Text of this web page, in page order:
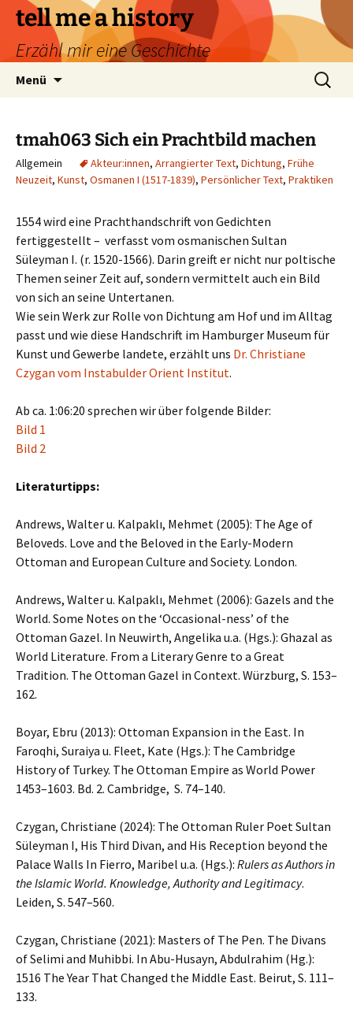
Zum
Inhalt
springen
tell me a history
Erzähl mir eine Geschichte
Menü
Suchen
nach:
tmah063 Sich ein Prachtbild machen
Allgemein Akteur:innen, Arrangierter Text, Dichtung, Frühe
Neuzeit, Kunst, Osmanen I (1517-1839), Persönlicher Text, Praktiken
1554 wird eine Prachthandschrift von Gedichten
fertiggestellt – verfasst vom osmanischen Sultan
Süleyman I. (r. 1520-1566). Darin greift er nicht nur poltische
Themen seiner Zeit auf, sondern vermittelt auch ein Bild
von sich an seine Untertanen.
Wie sein Werk zur Rolle von Dichtung am Hof und im Alltag
passt und wie diese Handschrift im Hamburger Museum für
Kunst und Gewerbe landete, erzählt uns Dr. Christiane
Czygan vom Instabulder Orient Institut.
Ab ca. 1:06:20 sprechen wir über folgende Bilder:
Bild 1
Bild 2
Literaturtipps:
Andrews, Walter u. Kalpaklı, Mehmet (2005): The Age of
Beloveds. Love and the Beloved in the Early-Modern
Ottoman and European Culture and Society. London.
Andrews, Walter u. Kalpaklı, Mehmet (2006): Gazels and the
World. Some Notes on the ‘Occasional-ness’ of the
Ottoman Gazel. In Neuwirth, Angelika u.a. (Hgs.): Ghazal as
World Literature. From a Literary Genre to a Great
Tradition. The Ottoman Gazel in Context. Würzburg, S. 153–
162.
Boyar, Ebru (2013): Ottoman Expansion in the East. In
Faroqhi, Suraiya u. Fleet, Kate (Hgs.): The Cambridge
History of Turkey. The Ottoman Empire as World Power
1453–1603. Bd. 2. Cambridge, S. 74–140.
Czygan, Christiane (2024): The Ottoman Ruler Poet Sultan
Süleyman I, His Third Divan, and His Reception beyond the
Palace Walls In Fierro, Maribel u.a. (Hgs.): Rulers as Authors in
the Islamic World. Knowledge, Authority and Legitimacy.
Leiden, S. 547–560.
Czygan, Christiane (2021): Masters of The Pen. The Divans
of Selimi and Muhibbi. In Abu-Husayn, Abdulrahim (Hg.):
1516 The Year That Changed the Middle East. Beirut, S. 111–
133.